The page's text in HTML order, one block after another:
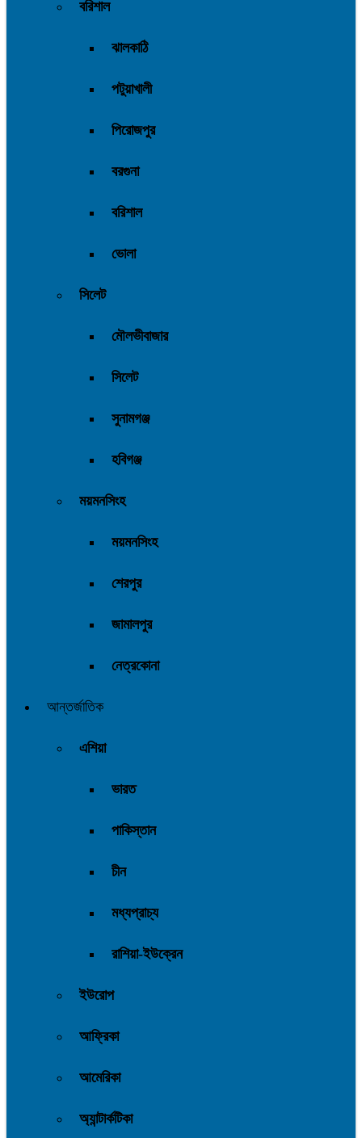
বরিশাল
ঝালকাঠি
পটুয়াখালী
পিরোজপুর
বরগুনা
বরিশাল
ভোলা
সিলেট
মৌলভীবাজার
সিলেট
সুনামগঞ্জ
হবিগঞ্জ
ময়মনসিংহ
ময়মনসিংহ
শেরপুর
জামালপুর
নেত্রকোনা
আন্তর্জাতিক
এশিয়া
ভারত
পাকিস্তান
চীন
মধ্যপ্রাচ্য
রাশিয়া-ইউক্রেন
ইউরোপ
আফ্রিকা
আমেরিকা
অ্যান্টার্কটিকা